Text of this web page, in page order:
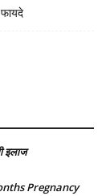
इलाज
Pregnancy